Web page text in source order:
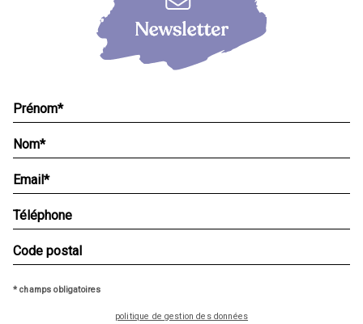
* champs obligatoires
politique de gestion des données